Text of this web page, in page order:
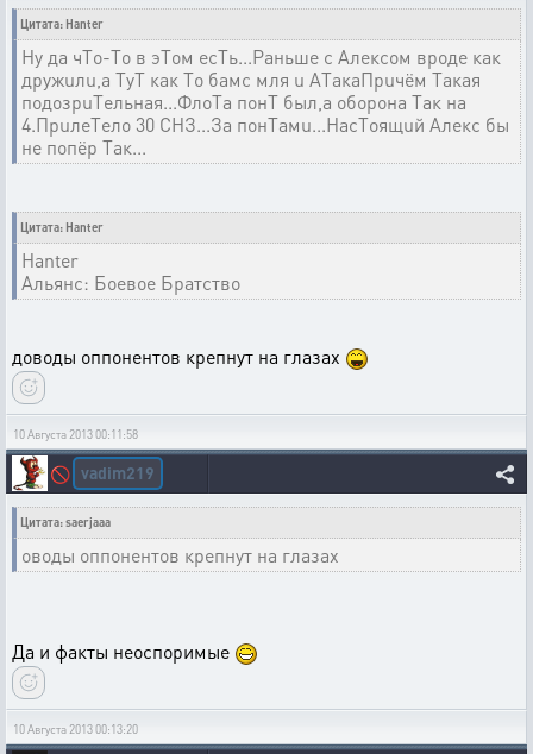
Цитата: Hanter
Ну да чTо-Tо в эTом есTь...Раньше с Алексом вроде как
дружuлu,а TуT как Tо бамс мля u АTакаПрuчём Tакая
подозрuTельная...ФлоTа понT был,а оборона Tак на
4.ПрuлеTело 30 СНЗ...За понTамu...НасTоящuй Алекс бы
не попёр Tак...
Цитата: Hanter
Hanter
Альянс: Боевое Братство
доводы оппонентов крепнут на глазах
10 Августа 2013 00:11:58
🚫 vadim219
Цитата: saerjaaa
оводы оппонентов крепнут на глазах
Да и факты неоспоримые
10 Августа 2013 00:13:20